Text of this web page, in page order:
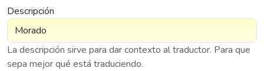
Descripción
La descripción sirve para dar contexto al traductor. Para que
sepa mejor qué está traduciendo.